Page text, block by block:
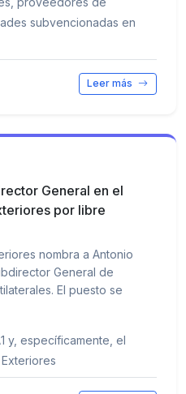
subvencionadas en
Leer más
General en el
por libre
nombra a Antonio
General de
El puesto se
y, específicamente, el